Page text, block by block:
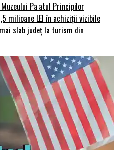
Palatul Principilor
milioane LEI în achiziții vizibile
slab județ la turism din